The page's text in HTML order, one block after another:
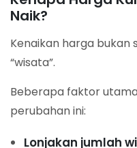
Naik?
Kenaikan harga
“wisata”.
Beberapa faktor
perubahan ini:
Lonjakan jumlah